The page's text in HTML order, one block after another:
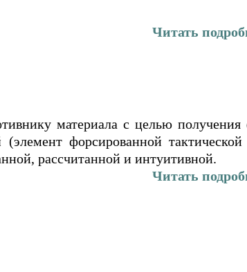
Читать
материала с целью
(элемент форсированной
рассчитанной и интуитивной.
Читать